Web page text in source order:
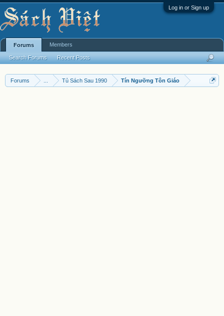
Log in or Sign up
Forums Tủ Sách Sau 1990 Tín Ngưỡng Tôn Giáo
Forums
Search Forums Recent Posts
Members